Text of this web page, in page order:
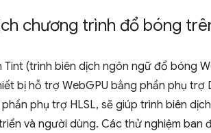
chương trình đổ bóng
(trình biên dịch ngôn ngữ đổ bóng
bị hỗ trợ WebGPU bằng phần phụ trợ
phụ trợ HLSL, sẽ giúp trình biên
và người dùng. Các thử nghiệm ban